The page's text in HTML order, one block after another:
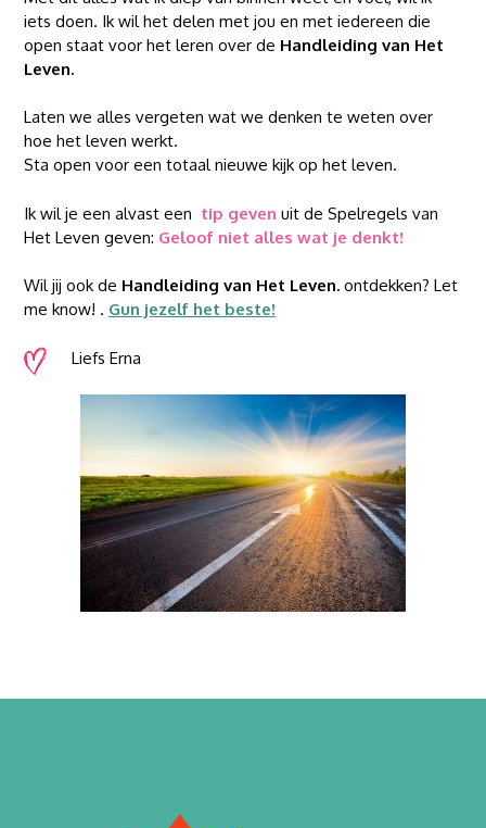
iets doen. Ik wil het delen met jou en met iedereen die
open staat voor het leren over de Handleiding van Het
Leven.
Laten we alles vergeten wat we denken te weten over
hoe het leven werkt.
Sta open voor een totaal nieuwe kijk op het leven.
Ik wil je een alvast een tip geven uit de Spelregels van
Het Leven geven: Geloof niet alles wat je denkt!
Wil jij ook de Handleiding van Het Leven. ontdekken? Let
me know! . Gun jezelf het beste!
Liefs Erna